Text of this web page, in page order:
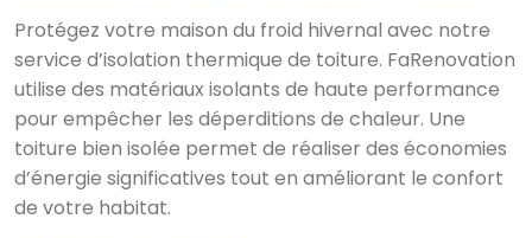
Protégez votre maison du froid hivernal avec notre
service d’isolation thermique de toiture. FaRenovation
utilise des matériaux isolants de haute performance
pour empêcher les déperditions de chaleur. Une
toiture bien isolée permet de réaliser des économies
d’énergie significatives tout en améliorant le confort
de votre habitat.